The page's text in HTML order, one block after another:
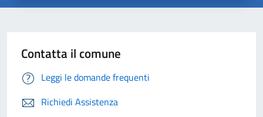
Contatta il comune
Leggi le domande frequenti
Richiedi Assistenza